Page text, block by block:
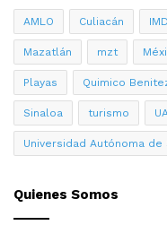
AMLO Culiacán
Mazatlán mzt
Playas Quimico
Sinaloa turismo
Universidad Autónoma de
Quienes Somos